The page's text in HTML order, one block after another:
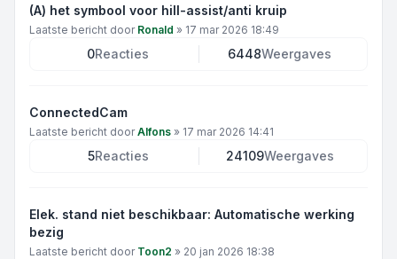
(A) het symbool voor hill-assist/anti kruip
Laatste bericht door Ronald » 17 mar 2026 18:49
0Reacties 6448Weergaves
ConnectedCam
Laatste bericht doorAlfons » 17 mar 2026 14:41
5Reacties 24109Weergaves
Elek. stand niet beschikbaar: Automatische werking
bezig
Laatste bericht door Toon2 » 20 jan 2026 18:38